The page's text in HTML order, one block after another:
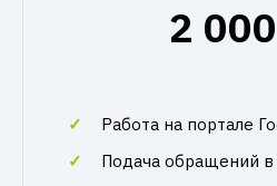
2 000
Работа на портале
Подача обращений в